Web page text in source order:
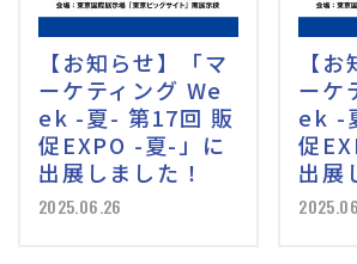
【お知らせ】「マ
ーケティング We
ek -夏- 第17回 販
促EXPO -夏-」に
出展しました！
2025.06.26
【
ーケ
ek -
促
出展